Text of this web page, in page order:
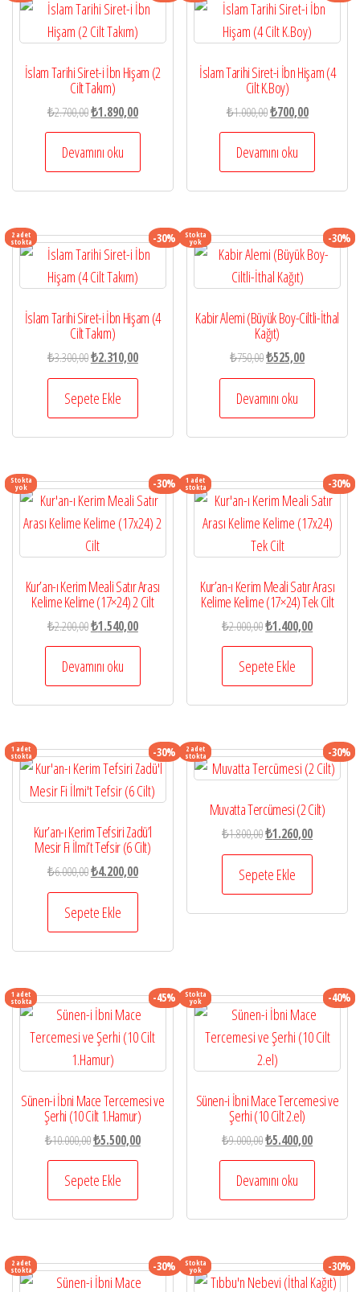
İslam Tarihi Siret-i İbn Hişam (2
Cilt Takım)
₺2.700,00Orijinal
fiyat:
₺2.700,00.
₺1.890,00Şu
andaki
₺1.890,00.
Devamını oku
İslam Tarihi Siret-i İbn Hişam (4
Cilt K.Boy)
₺1.000,00Orijinal
fiyat:
₺1.000,00.
₺700,00Şu
andaki
₺700,00.
Devamını oku
2 adet
stokta -30%
İslam Tarihi Siret-i İbn Hişam (4
Cilt Takım)
₺3.300,00Orijinal
fiyat:
₺3.300,00.
₺2.310,00Şu
andaki
₺2.310,00.
Sepete Ekle
Stokta
yok -30%
Kabir Alemi (Büyük Boy-Ciltli-İthal
Kağıt)
₺750,00Orijinal
fiyat:
₺750,00.
₺525,00Şu
andaki
₺525,00.
Devamını oku
Stokta
yok -30%
Kur’an-ı Kerim Meali Satır Arası
Kelime Kelime (17×24) 2 Cilt
₺2.200,00Orijinal
fiyat:
₺2.200,00.
₺1.540,00Şu
andaki
₺1.540,00.
Devamını oku
1 adet
stokta -30%
Kur’an-ı Kerim Meali Satır Arası
Kelime Kelime (17×24) Tek Cilt
₺2.000,00Orijinal
fiyat:
₺2.000,00.
₺1.400,00Şu
andaki
₺1.400,00.
Sepete Ekle
1 adet
stokta -30%
Kur’an-ı Kerim Tefsiri Zadü’l
Mesir Fi İlmi’t Tefsir (6 Cilt)
₺6.000,00Orijinal
fiyat:
₺6.000,00.
₺4.200,00Şu
andaki
₺4.200,00.
Sepete Ekle
2 adet
stokta -30%
Muvatta Tercümesi (2 Cilt)
₺1.800,00Orijinal
fiyat:
₺1.800,00.
₺1.260,00Şu
andaki
₺1.260,00.
Sepete Ekle
1 adet
stokta -45%
Sünen-i İbni Mace Tercemesi ve
Şerhi (10 Cilt 1.Hamur)
₺10.000,00Orijinal
fiyat:
₺10.000,00.
₺5.500,00Şu
Sepete Ekle
Stokta
yok -40%
Sünen-i İbni Mace Tercemesi ve
Şerhi (10 Cilt 2.el)
₺9.000,00Orijinal
fiyat:
₺9.000,00.
₺5.400,00Şu
andaki
₺5.400,00.
Devamını oku
2 adet
stokta -30% Stokta
yok -30%